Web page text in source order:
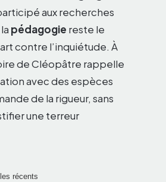
aux recherches
pédagogie reste le
contre l’inquiétude. À
de Cléopâtre rappelle
avec des espèces
de la rigueur, sans
une terreur
récents